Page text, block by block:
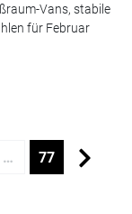
Vans, stabile
für Februar
… 77